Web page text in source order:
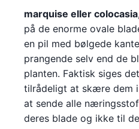
marquise eller colocasia
på de enorme ovale
en pil med bølgede
prangende selv end de
planten. Faktisk siges
tilrådeligt at skære dem
at sende alle
deres blade og ikke til